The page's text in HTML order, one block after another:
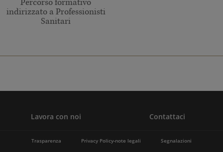
Percorso formativo
indirizzato a Professionisti
Sanitari
Lavora con noi Contattaci
Trasparenza Privacy Policy-note legali Segnalazioni